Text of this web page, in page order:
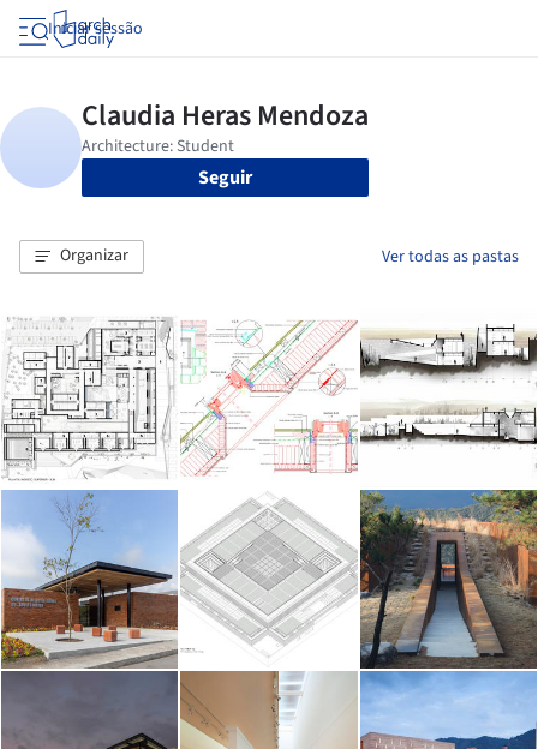
Iniciar sessão
Seguir
Organizar Ver todas as pastas